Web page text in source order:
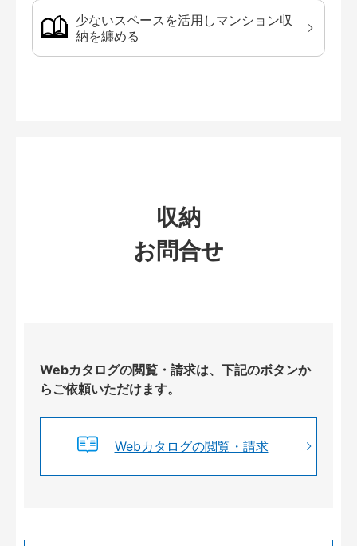
少ないスペースを活用しマンション収
納を纏める
収納
お問合せ
Webカタログの閲覧・請求は、下記のボタンか
らご依頼いただけます。
Webカタログの閲覧・請求